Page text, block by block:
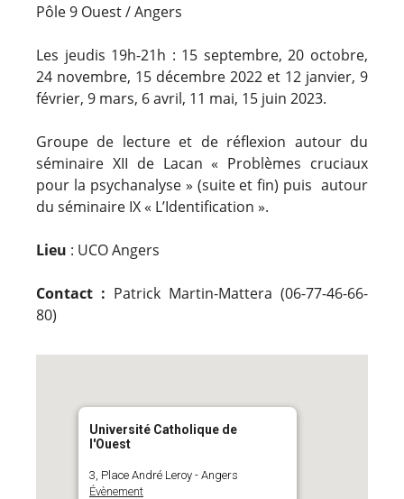
Pôle 9 Ouest / Angers
Les jeudis 19h-21h : 15 septembre, 20 octobre,
24 novembre, 15 décembre 2022 et 12 janvier, 9
février, 9 mars, 6 avril, 11 mai, 15 juin 2023.
Groupe de lecture et de réflexion autour du
séminaire XII de Lacan « Problèmes cruciaux
pour la psychanalyse » (suite et fin) puis autour
du séminaire IX « L’Identification ».
Lieu : UCO Angers
Contact : Patrick Martin-Mattera (06-77-46-66-
80)
Université Catholique de
l'Ouest
3, Place André Leroy - Angers
Évènement